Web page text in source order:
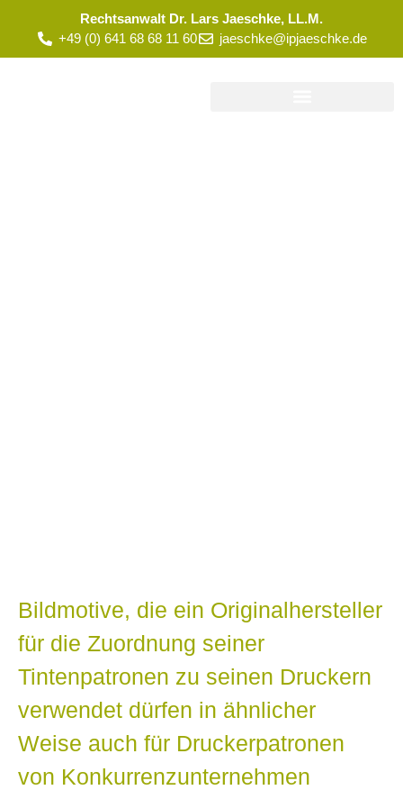
Rechtsanwalt Dr. Lars Jaeschke, LL.M.
+49 (0) 641 68 68 11 60
jaeschke@ipjaeschke.de
Bildmotive, die ein Originalhersteller
für die Zuordnung seiner
Tintenpatronen zu seinen Druckern
verwendet dürfen in ähnlicher
Weise auch für Druckerpatronen
von Konkurrenzunternehmen